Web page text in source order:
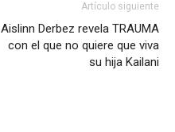
Artículo siguiente
Aislinn Derbez revela TRAUMA
con el que no quiere que viva
su hija Kailani